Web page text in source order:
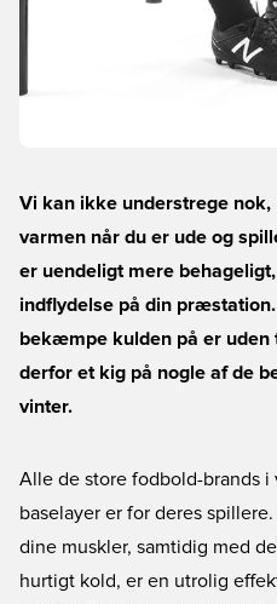
Vi kan ikke understrege
varmen når du er ude og
er uendeligt mere
indflydelse på din
bekæmpe kulden på er uden
derfor et kig på nogle af de
vinter.
Alle de store fodbold-brands
baselayer er for deres
dine muskler, samtidig med
hurtigt kold, er en utrolig